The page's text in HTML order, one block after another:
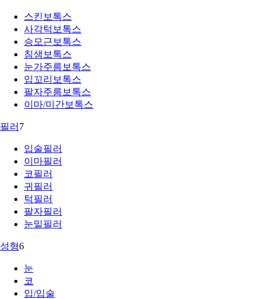
스킨보톡스
사각턱보톡스
승모근보톡스
침샘보톡스
눈가주름보톡스
입꼬리보톡스
팔자주름보톡스
이마/미간보톡스
필러 7
입술필러
이마필러
코필러
귀필러
턱필러
팔자필러
눈밑필러
성형6
눈
코
입/입술